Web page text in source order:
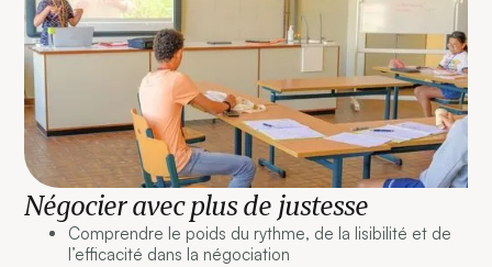
Négocier avec plus de justesse
Comprendre le poids du rythme, de la lisibilité et de
l’efficacité dans la négociation